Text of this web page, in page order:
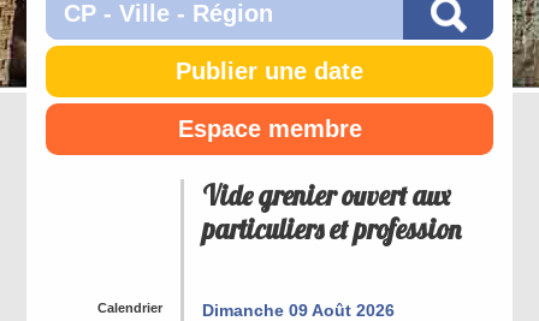
Publier une date
Espace membre
Vide grenier ouvert aux
particuliers et profession
Calendrier Dimanche 09 Août 2026